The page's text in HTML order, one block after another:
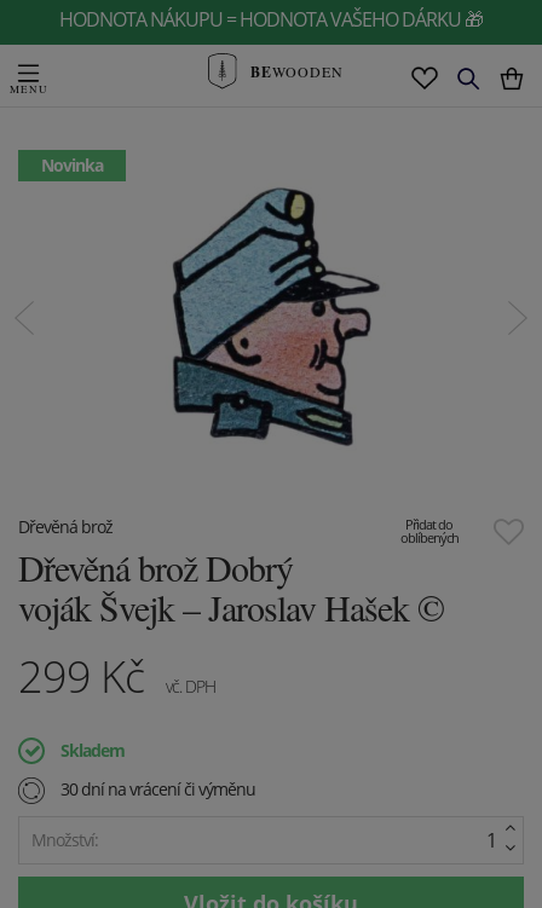
HODNOTA NÁKUPU = HODNOTA VAŠEHO DÁRKU 🎁
BEWOODEN
Novinka
Přidat do
oblíbených
Dřevěná brož
Dřevěná brož Dobrý
voják Švejk – Jaroslav Hašek ©
299 Kč vč. DPH
Skladem
30 dní na vrácení či výměnu
Množství: